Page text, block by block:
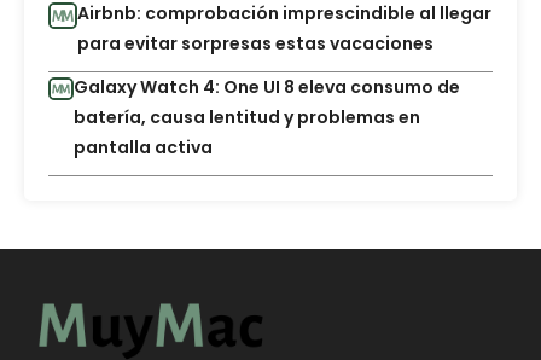
Airbnb: comprobación imprescindible al llegar
para evitar sorpresas estas vacaciones
Galaxy Watch 4: One UI 8 eleva consumo de
batería, causa lentitud y problemas en
pantalla activa